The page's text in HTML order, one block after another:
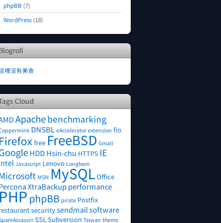
phpBB (7)
WordPress (18)
裡沒有美食
Cloud
Apachebenchmarking
DNSBL eAccelerator extension fio
Firefox free FreeBSD Gmail
HDDHsin-chu HTTPS IE
Javascript Lenovo Longhorn
MSN MySQLOffice
XtraBackupperformance
phpBB pirate Postfix
securitysendmailsoftware
SSL Subversion Taiwan theme